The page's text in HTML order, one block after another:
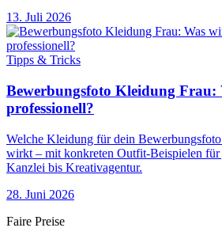
13. Juli 2026
Tipps & Tricks
Bewerbungsfoto Kleidung
professionell?
Welche Kleidung für dein
wirkt – mit konkreten Outfit-Beispielen für
Kanzlei bis Kreativagentur.
28. Juni 2026
Faire Preise